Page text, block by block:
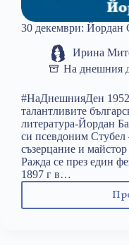
30 декември: Йордан
Ирина
На днешния
#НаДнешнияДен 1952
талантливите
литература-Йордан
си псевдоним Стубел
съзерцание и майстор
Ражда се през един
1897 г в…